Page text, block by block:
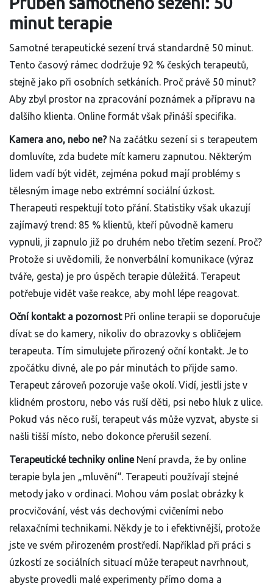
minut terapie
Samotné terapeutické sezení trvá standardně 50 minut.
Tento časový rámec dodržuje 92 % českých terapeutů,
stejně jako při osobních setkáních. Proč právě 50 minut?
Aby zbyl prostor na zpracování poznámek a přípravu na
dalšího klienta. Online formát však přináší specifika.
Kamera ano, nebo ne?Na začátku sezení si s terapeutem
domluvíte, zda budete mít kameru zapnutou. Některým
lidem vadí být vidět, zejména pokud mají problémy s
tělesným image nebo extrémní sociální úzkost.
Therapeuti respektují toto přání. Statistiky však ukazují
zajímavý trend: 85 % klientů, kteří původně kameru
vypnuli, ji zapnulo již po druhém nebo třetím sezení. Proč?
Protože si uvědomili, že nonverbální komunikace (výraz
tváře, gesta) je pro úspěch terapie důležitá. Terapeut
potřebuje vidět vaše reakce, aby mohl lépe reagovat.
Oční kontakt a pozornostPři online terapii se doporučuje
dívat se do kamery, nikoliv do obrazovky s obličejem
terapeuta. Tím simulujete přirozený oční kontakt. Je to
zpočátku divné, ale po pár minutách to přijde samo.
Terapeut zároveň pozoruje vaše okolí. Vidí, jestli jste v
klidném prostoru, nebo vás ruší děti, psi nebo hluk z ulice.
Pokud vás něco ruší, terapeut vás může vyzvat, abyste si
našli tišší místo, nebo dokonce přerušil sezení.
Terapeutické techniky onlineNení pravda, že by online
terapie byla jen „mluvění“. Terapeuti používají stejné
metody jako v ordinaci. Mohou vám poslat obrázky k
procvičování, vést vás dechovými cvičeními nebo
relaxačními technikami. Někdy je to i efektivnější, protože
jste ve svém přirozeném prostředí. Například při práci s
úzkostí ze sociálních situací může terapeut navrhnout,
abyste provedli malé experimenty přímo doma a